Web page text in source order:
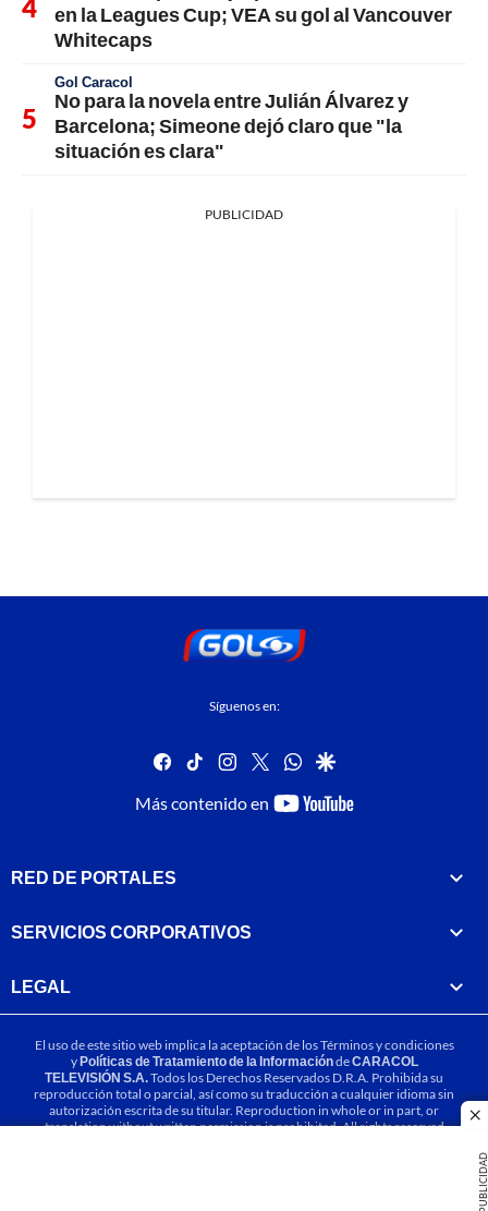
PUBLICIDAD
en la Leagues Cup; VEA su gol al Vancouver
Whitecaps
Gol Caracol
No para la novela entre Julián Álvarez y
Barcelona; Simeone dejó claro que "la
situación es clara"
PUBLICIDAD
Síguenos en:
facebook
tiktok instagram
twitterwhatsapp
google
Más contenido en
youtube-
RED DE PORTALES
SERVICIOS CORPORATIVOS
LEGAL
El uso de este sitio web implica la aceptación de losTérminos y condiciones
yPolíticas de Tratamiento de la InformacióndeCARACOL
TELEVISIÓN S.A.Todos los Derechos Reservados D.R.A. Prohibida su
reproducción total o parcial, así como su traducción a cualquier idioma sin
autorización escrita de su titular. Reproduction in whole or in part, or
translation without written permission is prohibited. All rights reserved